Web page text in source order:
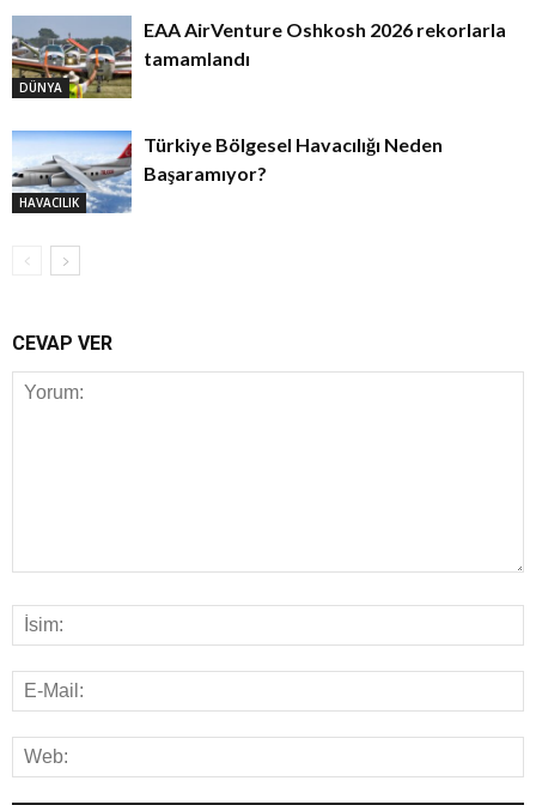
DÜNYA
EAA AirVenture Oshkosh 2026 rekorlarla
tamamlandı
HAVACILIK
Türkiye Bölgesel Havacılığı Neden
Başaramıyor?
CEVAP VER